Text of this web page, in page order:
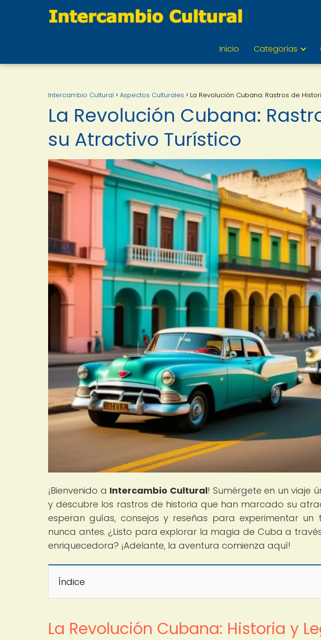
Inicio Categorías
Intercambio Cultural Aspectos Culturales La Revolución Cubana: Rastros de
La Revolución Cubana:
su Atractivo Turístico
¡Bienvenido a Intercambio Cultural! Sumérgete en un viaje
y descubre los rastros de historia que han marcado su
esperan guías, consejos y reseñas para experimentar un
nunca antes. ¿Listo para explorar la magia de Cuba a
enriquecedora? ¡Adelante, la aventura comienza aquí!
Índice
La Revolución Cubana: Historia y